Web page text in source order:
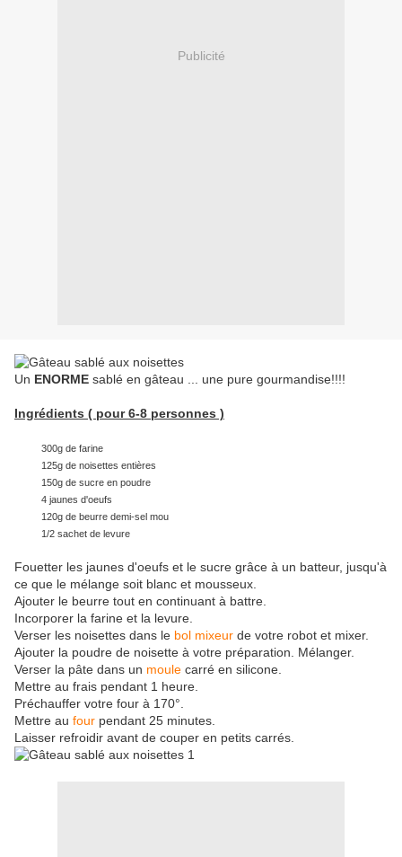
Publicité
Un ENORME sablé en gâteau ... une pure gourmandise!!!!
Ingrédients ( pour 6-8 personnes )
300g de farine
125g de noisettes entières
150g de sucre en poudre
4 jaunes d'oeufs
120g de beurre demi-sel mou
1/2 sachet de levure
Fouetter les jaunes d'oeufs et le sucre grâce à un batteur, jusqu'à
ce que le mélange soit blanc et mousseux.
Ajouter le beurre tout en continuant à battre.
Incorporer la farine et la levure.
Verser les noisettes dans le bol mixeur de votre robot et mixer.
Ajouter la poudre de noisette à votre préparation. Mélanger.
Verser la pâte dans un moule carré en silicone.
Mettre au frais pendant 1 heure.
Préchauffer votre four à 170°.
Mettre au four pendant 25 minutes.
Laisser refroidir avant de couper en petits carrés.